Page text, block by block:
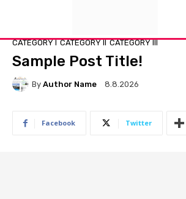
CATEGORY I CATEGORY II CATEGORY III
Sample Post Title!
By Author Name 8.8.2026
Facebook Twitter